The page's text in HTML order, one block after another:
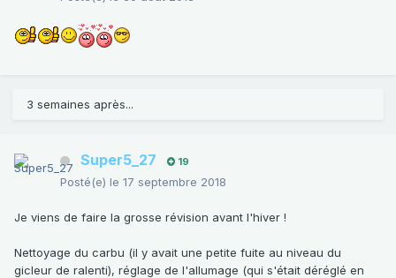
3 semaines après...
Super5_27 19
Posté(e) le 17 septembre 2018
Je viens de faire la grosse révision avant l'hiver !
Nettoyage du carbu (il y avait une petite fuite au niveau du
gicleur de ralenti), réglage de l'allumage (qui s'était déréglé en